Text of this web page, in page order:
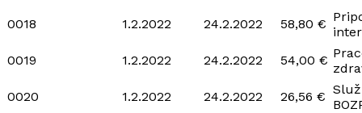
0018 1.2.2022 24.2.2022 58,80 €
0019
1.2.2022 24.2.2022 54,00 €
0020
1.2.2022 24.2.2022 26,56 €